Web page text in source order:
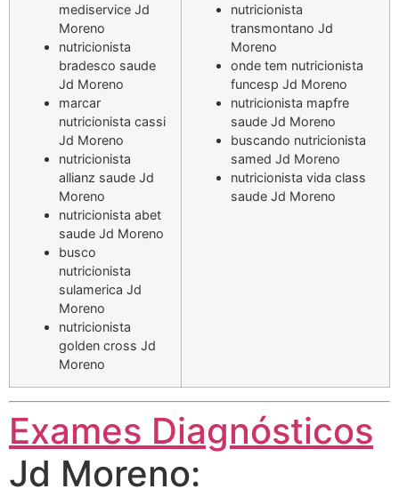
mediservice Jd
Moreno
nutricionista
bradesco saude
Jd Moreno
marcar
nutricionista cassi
Jd Moreno
nutricionista
allianz saude Jd
Moreno
nutricionista abet
saude Jd Moreno
busco
nutricionista
sulamerica Jd
Moreno
nutricionista
golden cross Jd
Moreno
nutricionista
transmontano Jd
Moreno
onde tem nutricionista
funcesp Jd Moreno
nutricionista mapfre
saude Jd Moreno
buscando nutricionista
samed Jd Moreno
nutricionista vida class
saude Jd Moreno
Exames Diagnósticos
Jd Moreno: